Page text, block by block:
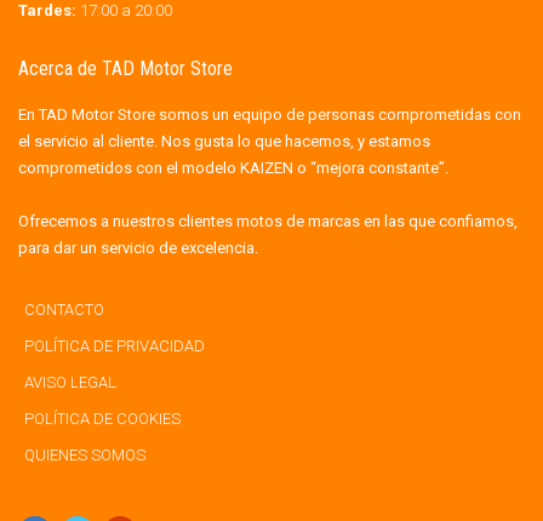
Tardes: 17:00 a 20:00
Acerca de TAD Motor Store
En TAD Motor Store somos un equipo de personas comprometidas con
el servicio al cliente. Nos gusta lo que hacemos, y estamos
comprometidos con el modelo KAIZEN o “mejora constante”.
Ofrecemos a nuestros clientes motos de marcas en las que confiamos,
para dar un servicio de excelencia.
CONTACTO
POLÍTICA DE PRIVACIDAD
AVISO LEGAL
POLÍTICA DE COOKIES
QUIENES SOMOS